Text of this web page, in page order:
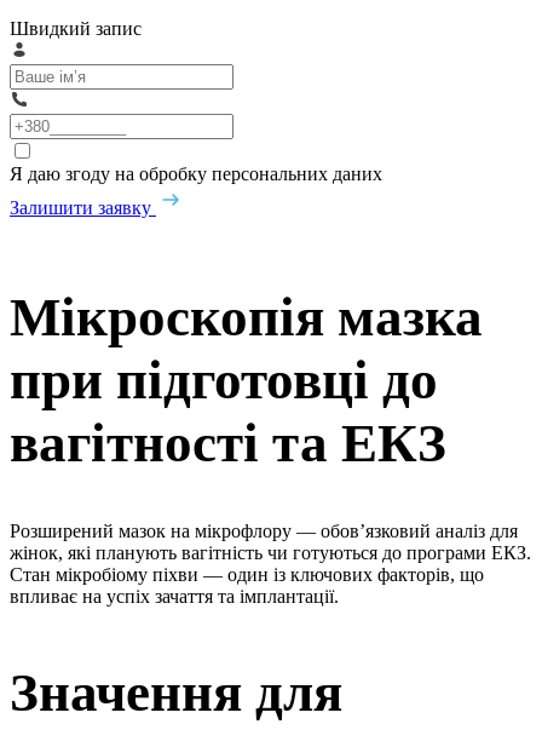
Швидкий запис
Я даю згоду на обробку персональних даних
Залишити заявку
Мікроскопія мазка
при підготовці до
вагітності та ЕКЗ
Розширений мазок на мікрофлору — обов’язковий аналіз для
жінок, які планують вагітність чи готуються до програми ЕКЗ.
Стан мікробіому піхви — один із ключових факторів, що
впливає на успіх зачаття та імплантації.
Значення для